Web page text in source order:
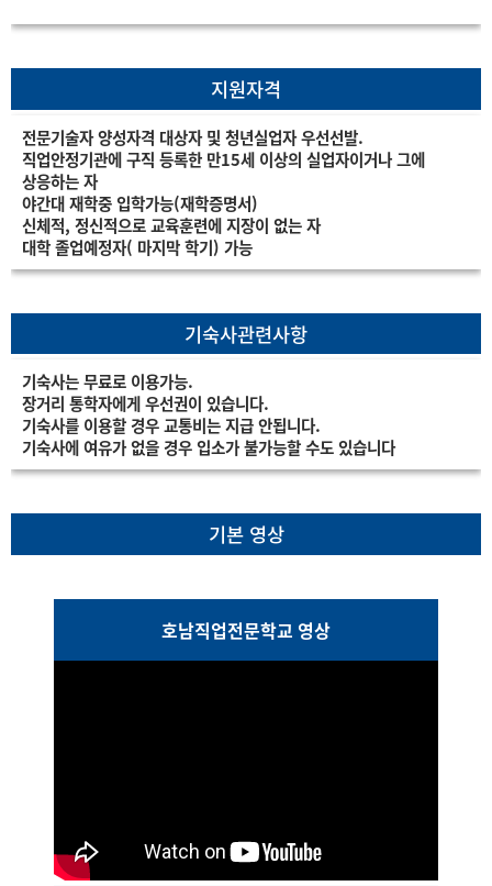
지원자격
전문기술자 양성자격 대상자 및 청년실업자 우선선발.
직업안정기관에 구직 등록한 만15세 이상의 실업자이거나 그에
상응하는 자
야간대 재학중 입학가능(재학증명서)
신체적, 정신적으로 교육훈련에 지장이 없는 자
대학 졸업예정자( 마지막 학기) 가능
기숙사관련사항
기숙사는 무료로 이용가능.
장거리 통학자에게 우선권이 있습니다.
기숙사를 이용할 경우 교통비는 지급 안됩니다.
기숙사에 여유가 없을 경우 입소가 불가능할 수도 있습니다
기본 영상
호남직업전문학교 영상